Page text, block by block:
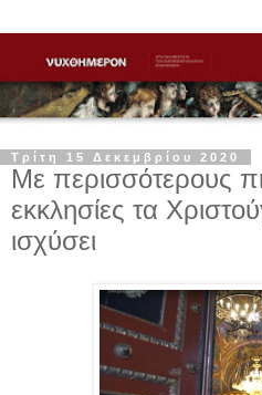
Τρίτη 15 Δεκεμβρίου 2020
Με περισσότερους
εκκλησίες τα
ισχύσει